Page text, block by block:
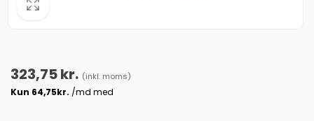
Normalpris
323,75 kr. (inkl. moms)